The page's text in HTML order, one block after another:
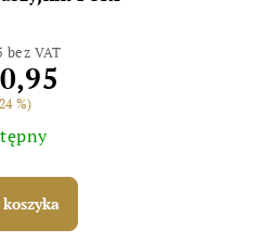
bez VAT
%)
koszyka